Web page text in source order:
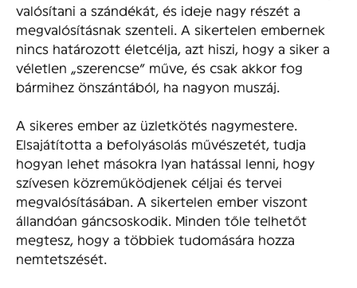
valósítani a szándékát, és ideje nagy részét a
megvalósításnak szenteli. A sikertelen embernek
nincs határozott életcélja, azt hiszi, hogy a siker a
véletlen „szerencse” műve, és csak akkor fog
bármihez önszántából, ha nagyon muszáj.
A sikeres ember az üzletkötés nagymestere.
Elsajátította a befolyásolás művészetét, tudja
hogyan lehet másokra lyan hatással lenni, hogy
szívesen közreműködjenek céljai és tervei
megvalósításában. A sikertelen ember viszont
állandóan gáncsoskodik. Minden tőle telhetőt
megtesz, hogy a többiek tudomására hozza
nemtetszését.